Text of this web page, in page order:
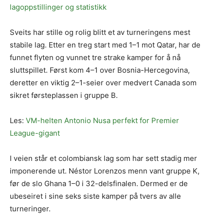
lagoppstillinger og statistikk
Sveits har stille og rolig blitt et av turneringens mest
stabile lag. Etter en treg start med 1–1 mot Qatar, har de
funnet flyten og vunnet tre strake kamper for å nå
sluttspillet. Først kom 4–1 over Bosnia-Hercegovina,
deretter en viktig 2–1-seier over medvert Canada som
sikret førsteplassen i gruppe B.
Les: VM-helten Antonio Nusa perfekt for Premier
League-gigant
I veien står et colombiansk lag som har sett stadig mer
imponerende ut. Néstor Lorenzos menn vant gruppe K,
før de slo Ghana 1–0 i 32-delsfinalen. Dermed er de
ubeseiret i sine seks siste kamper på tvers av alle
turneringer.